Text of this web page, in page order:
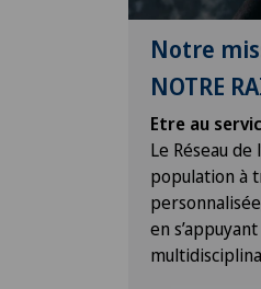
Notre
NOTRE
Etre au
Le Réseau de
population à
en